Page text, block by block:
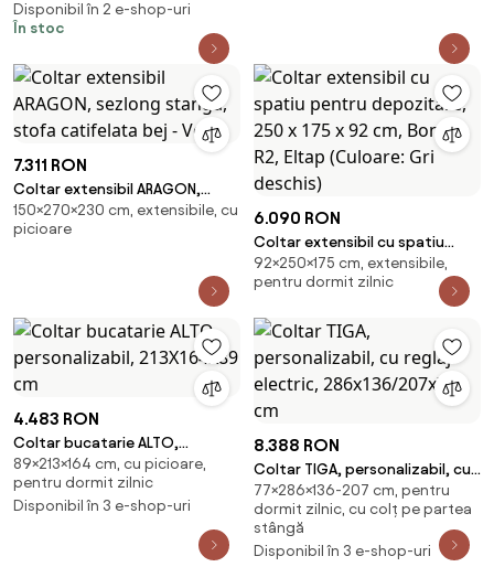
Disponibil în 2 e-shop-uri
În stoc
7.311 RON
Coltar extensibil ARAGON,
sezlong stanga, stofa
catifelata bej - Voss
150×270×230 cm, extensibile, cu
picioare
6.090 RON
Coltar extensibil cu spatiu
pentru depozitare, 250 x 175 x
92 cm, Bonett R2, Eltap
92×250×175 cm, extensibile,
pentru dormit zilnic
4.483 RON
Coltar bucatarie ALTO,
personalizabil, 213X164X89 cm
89×213×164 cm, cu picioare,
pentru dormit zilnic
Disponibil în 3 e-shop-uri
8.388 RON
Coltar TIGA, personalizabil, cu
reglaj electric, 286x136/207x77
cm
77×286×136-207 cm, pentru
dormit zilnic, cu colț pe partea
stângă
Disponibil în 3 e-shop-uri